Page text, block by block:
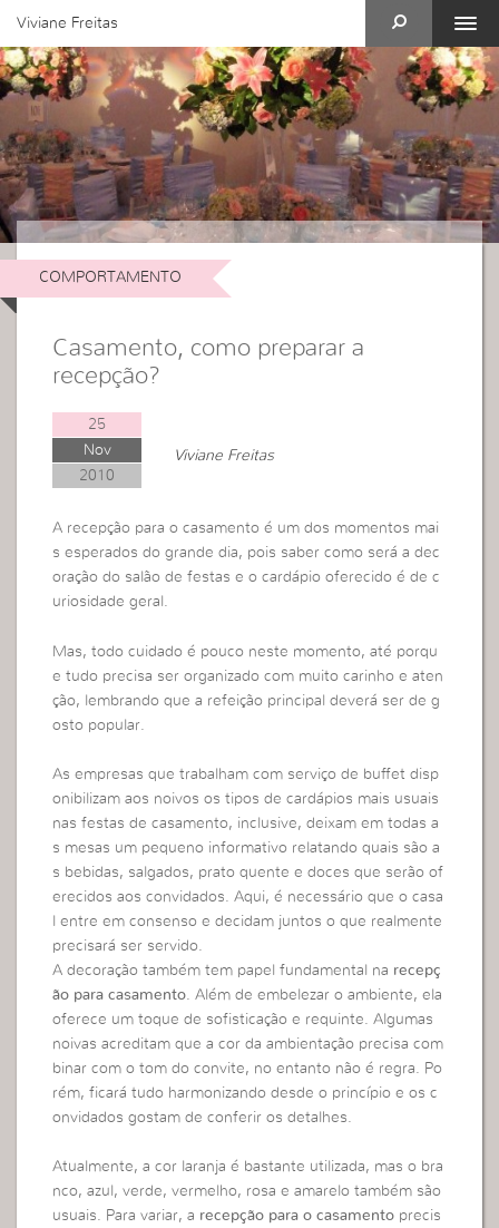
Viviane Freitas
COMPORTAMENTO
Casamento, como preparar a
recepção?
25
Nov
2010
Viviane Freitas
A recepção para o casamento é um dos momentos mai
s esperados do grande dia, pois saber como será a dec
oração do salão de festas e o cardápio oferecido é de c
uriosidade geral.
Mas, todo cuidado é pouco neste momento, até porqu
e tudo precisa ser organizado com muito carinho e aten
ção, lembrando que a refeição principal deverá ser de g
osto popular.
As empresas que trabalham com serviço de buffet disp
onibilizam aos noivos os tipos de cardápios mais usuais
nas festas de casamento, inclusive, deixam em todas a
s mesas um pequeno informativo relatando quais são a
s bebidas, salgados, prato quente e doces que serão of
erecidos aos convidados. Aqui, é necessário que o casa
l entre em consenso e decidam juntos o que realmente
precisará ser servido.
A decoração também tem papel fundamental na recepç
ão para casamento. Além de embelezar o ambiente, ela
oferece um toque de sofisticação e requinte. Algumas
noivas acreditam que a cor da ambientação precisa com
binar com o tom do convite, no entanto não é regra. Po
rém, ficará tudo harmonizando desde o princípio e os c
onvidados gostam de conferir os detalhes.
Atualmente, a cor laranja é bastante utilizada, mas o bra
nco, azul, verde, vermelho, rosa e amarelo também são
usuais. Para variar, a recepção para o casamento precis